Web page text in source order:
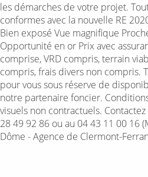
les démarches de votre projet.
conformes avec la nouvelle RE
Bien exposé Vue magnifique
Opportunité en or Prix avec
comprise, VRD compris, terrain
compris, frais divers non compris.
pour vous sous réserve de
notre partenaire foncier.
visuels non contractuels.
28 49 92 86 ou au 04 43 11 00 16
Dôme - Agence de Clermont-